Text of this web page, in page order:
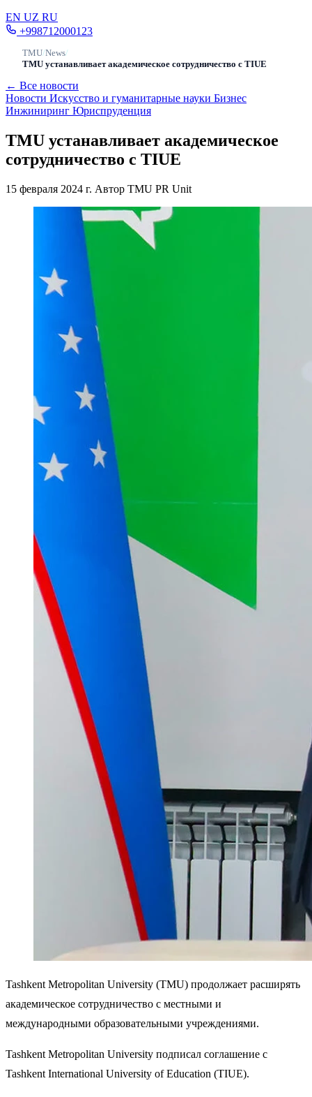
EN UZ RU
+998712000123
TMU/News/
TMU устанавливает академическое сотрудничество с TIUE
← Все новости
Новости Искусство и гуманитарные науки Бизнес
Инжиниринг Юриспруденция
TMU устанавливает академическое
сотрудничество с TIUE
15 февраля 2024 г. Автор TMU PR Unit
Tashkent Metropolitan University (TMU) продолжает расширять
академическое сотрудничество с местными и
международными образовательными учреждениями.
Tashkent Metropolitan University подписал соглашение с
Tashkent International University of Education (TIUE).